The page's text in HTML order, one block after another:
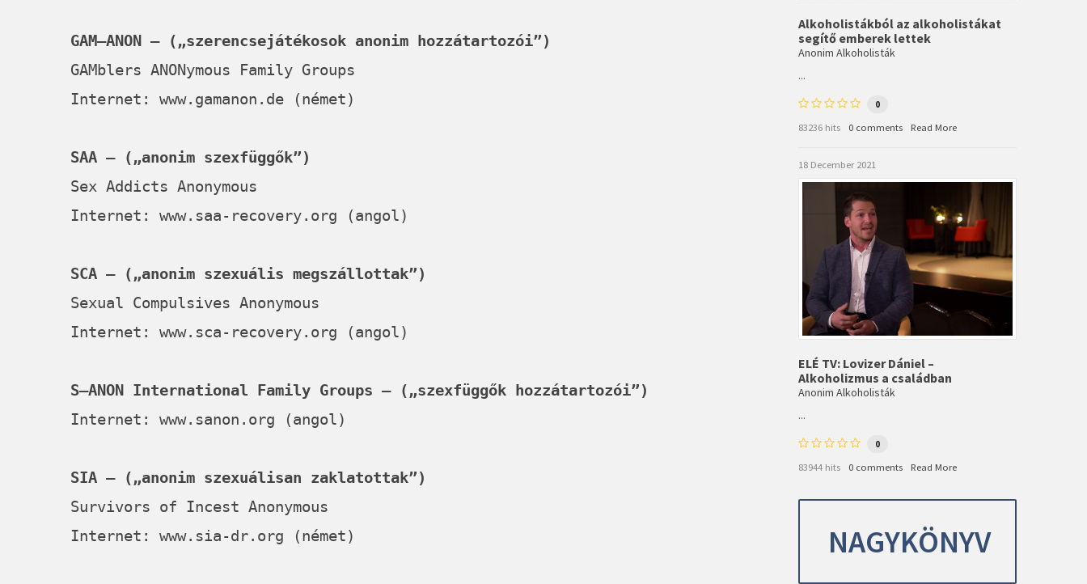
GAM–ANON – („szerencsejátékosok anonim hozzátartozói”)
GAMblers ANONymous Family Groups
Internet: www.gamanon.de (német)
SAA – („anonim szexfüggők”)
Sex Addicts Anonymous
Internet: www.saa-recovery.org (angol)
SCA – („anonim szexuális megszállottak”)
Sexual Compulsives Anonymous
Internet: www.sca-recovery.org (angol)
S–ANON International Family Groups – („szexfüggők hozzátartozói”)
Internet: www.sanon.org (angol)
SIA – („anonim szexuálisan zaklatottak”)
Survivors of Incest Anonymous
Internet: www.sia-dr.org (német)
Alkoholistákból az alkoholistákat
segítő emberek lettek
Anonim Alkoholisták
...
0
83236 hits 0 comments Read More
18 December 2021
ELÉ TV: Lovizer Dániel –
Alkoholizmus a családban
Anonim Alkoholisták
...
0
83944 hits 0 comments Read More
NAGYKÖNYV